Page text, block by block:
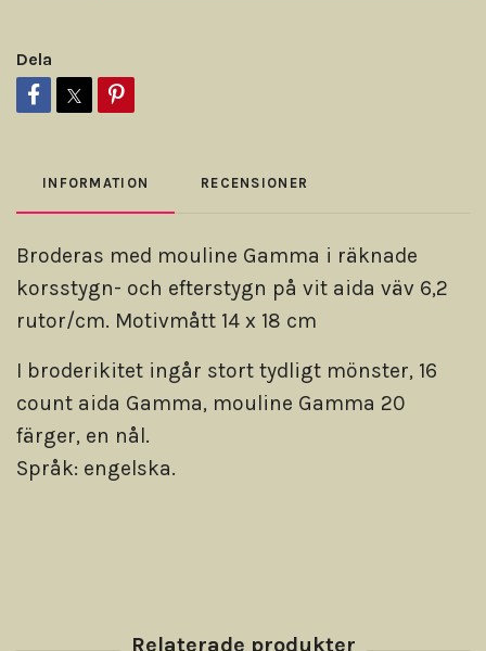
Dela
INFORMATION RECENSIONER
Broderas med mouline Gamma i räknade
korsstygn- och efterstygn på vit aida väv 6,2
rutor/cm. Motivmått 14 x 18 cm
I broderikitet ingår stort tydligt mönster, 16
count aida Gamma, mouline Gamma 20
färger, en nål.
Språk: engelska.